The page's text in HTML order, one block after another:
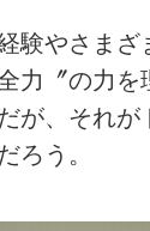
験やさまざ
力〞の力を
が、それが
ろう。